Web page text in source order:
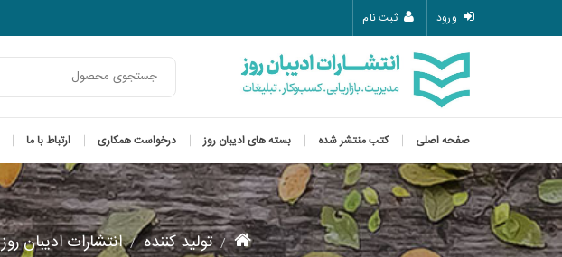
ورود ثبت نام
صفحه اصلی کتب منتشر شده بسته های ادیبان روز درخواست همکاری ارتباط با ما
تولید کننده انتشارات ادیبان روز